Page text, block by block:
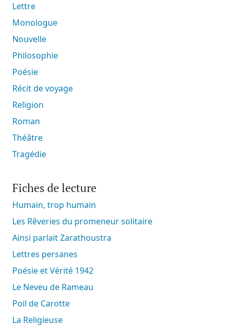
Lettre
Monologue
Nouvelle
Philosophie
Poésie
Récit de voyage
Religion
Roman
Théâtre
Tragédie
Fiches de lecture
Humain, trop humain
Les Rêveries du promeneur solitaire
Ainsi parlait Zarathoustra
Lettres persanes
Poésie et Vérité 1942
Le Neveu de Rameau
Poil de Carotte
La Religieuse